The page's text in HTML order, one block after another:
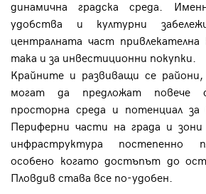
динамична градска среда.
удобства и културни
централната част
така и за инвестиционни покупки.
Крайните и развиващи се
могат да предложат повече
просторна среда и потенциал за
Периферни части на града и
инфраструктура постепенно
особено когато достъпът до
Пловдив става все по-удобен.